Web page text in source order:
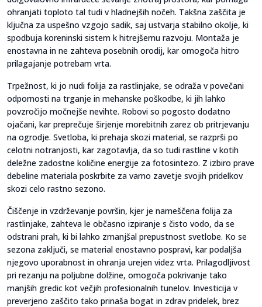
ohranjati toploto tal tudi v hladnejših nočeh. Takšna zaščita je
ključna za uspešno vzgojo sadik, saj ustvarja stabilno okolje, ki
spodbuja koreninski sistem k hitrejšemu razvoju. Montaža je
enostavna in ne zahteva posebnih orodij, kar omogoča hitro
prilagajanje potrebam vrta.
Trpežnost, ki jo nudi folija za rastlinjake, se odraža v povečani
odpornosti na trganje in mehanske poškodbe, ki jih lahko
povzročijo močnejše nevihte. Robovi so pogosto dodatno
ojačani, kar preprečuje širjenje morebitnih zarez ob pritrjevanju
na ogrodje. Svetloba, ki prehaja skozi material, se razprši po
celotni notranjosti, kar zagotavlja, da so tudi rastline v kotih
deležne zadostne količine energije za fotosintezo. Z izbiro prave
debeline materiala poskrbite za varno zavetje svojih pridelkov
skozi celo rastno sezono.
Čiščenje in vzdrževanje površin, kjer je nameščena folija za
rastlinjake, zahteva le občasno izpiranje s čisto vodo, da se
odstrani prah, ki bi lahko zmanjšal prepustnost svetlobe. Ko se
sezona zaključi, se material enostavno pospravi, kar podaljša
njegovo uporabnost in ohranja urejen videz vrta. Prilagodljivost
pri rezanju na poljubne dolžine, omogoča pokrivanje tako
manjših gredic kot večjih profesionalnih tunelov. Investicija v
preverjeno zaščito tako prinaša bogat in zdrav pridelek, brez